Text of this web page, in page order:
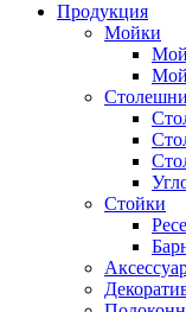
Продукция
Мойки
Стойки